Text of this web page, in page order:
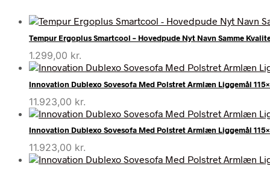
Tempur Ergoplus Smartcool – Hovedpude Nyt Navn Samme
1.299,00 kr.
Innovation Dublexo Sovesofa Med Polstret Armlæn Liggemål
11.923,00 kr.
Innovation Dublexo Sovesofa Med Polstret Armlæn Liggemål
11.923,00 kr.